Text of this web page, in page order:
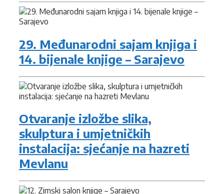
29. Međunarodni sajam knjiga i
14. bijenale knjige – Sarajevo
Otvaranje izložbe slika,
skulptura i umjetničkih
instalacija: sjećanje na hazreti
Mevlanu